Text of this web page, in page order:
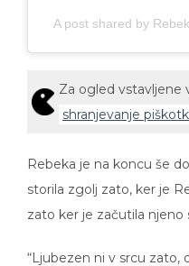
A post shared by
Za ogled
shranjevanje
Rebeka je na koncu še
storila zgolj zato, ker je
zato ker je začutila njeno
“Ljubezen ni v srcu zato,